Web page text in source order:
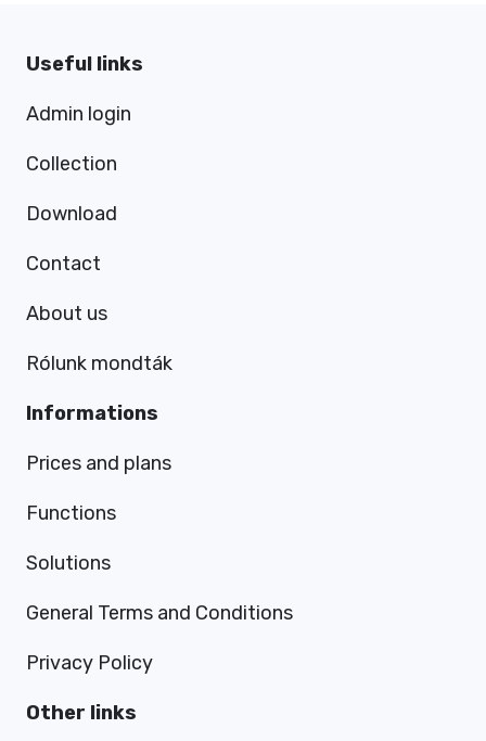
Useful links
Admin login
Collection
Download
Contact
About us
Rólunk mondták
Informations
Prices and plans
Functions
Solutions
General Terms and Conditions
Privacy Policy
Other links